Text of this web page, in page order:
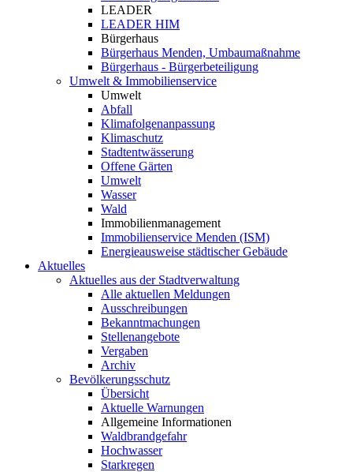
LEADER
LEADER HIM
Bürgerhaus
Bürgerhaus Menden, Umbaumaßnahme
Bürgerhaus - Bürgerbeteiligung
Umwelt & Immobilienservice
Umwelt
Abfall
Klimafolgenanpassung
Klimaschutz
Stadtentwässerung
Offene Gärten
Umwelt
Wasser
Wald
Immobilienmanagement
Immobilienservice Menden (ISM)
Energieausweise städtischer Gebäude
Aktuelles
Aktuelles aus der Stadtverwaltung
Alle aktuellen Meldungen
Ausschreibungen
Bekanntmachungen
Stellenangebote
Vergaben
Archiv
Bevölkerungsschutz
Übersicht
Aktuelle Warnungen
Allgemeine Informationen
Waldbrandgefahr
Hochwasser
Starkregen